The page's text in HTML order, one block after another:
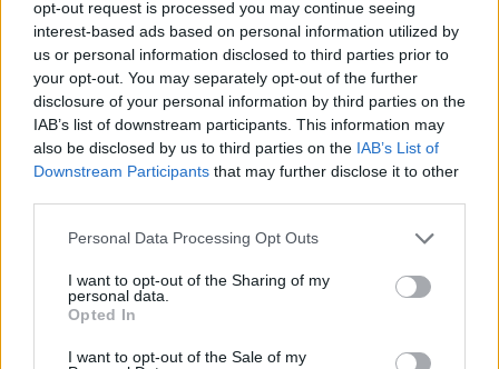
opt-out request is processed you may continue seeing
interest-based ads based on personal information utilized by
us or personal information disclosed to third parties prior to
your opt-out. You may separately opt-out of the further
disclosure of your personal information by third parties on the
IAB’s list of downstream participants. This information may
also be disclosed by us to third parties on the IAB’s List of
Downstream Participants that may further disclose it to other
Personal Data Processing Opt Outs
I want to opt-out of the Sharing of my
personal data.
Opted In
I want to opt-out of the Sale of my
com vitória do francês Luca Van Assche
Castelo Branco: “Bienal Internacional de Artes e Ofícios”
promete afirmar artesanato, património e inovação como
“motores de desenvolvimento económico e cultural” do
município português
Covilhã: Especialista aponta investimento estrangeiro e
Beira Interior
Rio de Janeiro: Governo do Estado propõe parceria com a
FUNCEX para “reforçar inteligência sobre comércio